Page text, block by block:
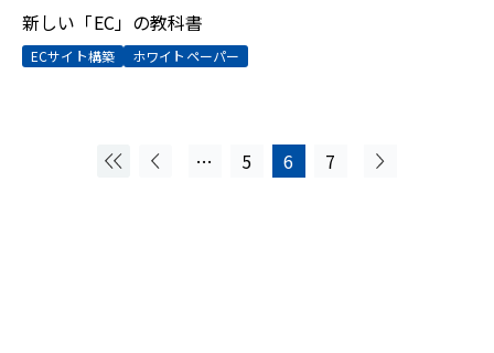
新しい「EC」の教科書
ECサイト構築 ホワイトペーパー
… 5 6 7